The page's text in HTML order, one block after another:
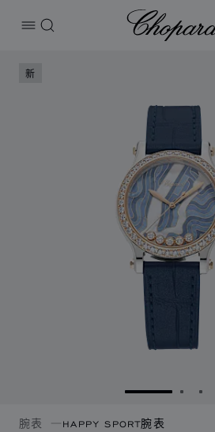
打开菜单
搜索
转到幻灯片
转到
新
腕表 HAPPY SPORT腕表